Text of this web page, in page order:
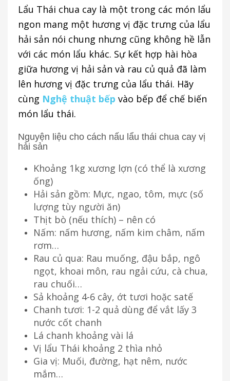
Lẩu Thái chua cay là một trong các món lẩu
ngon mang một hương vị đặc trưng của lẩu
hải sản nói chung nhưng cũng không hề lẫn
với các món lẩu khác. Sự kết hợp hài hòa
giữa hương vị hải sản và rau củ quả đã làm
lên hương vị đặc trưng của lẩu thái. Hãy
cùng Nghệ thuật bếp vào bếp để chế biến
món lẩu thái.
Nguyện liệu cho cách nấu lẩu thái chua cay vị
hải sản
Khoảng 1kg xương lợn (có thể là xương
ống)
Hải sản gồm: Mực, ngao, tôm, mực (số
lượng tùy người ăn)
Thịt bò (nếu thích) – nên có
Nấm: nấm hương, nấm kim châm, nấm
rơm…
Rau củ qua: Rau muống, đậu bắp, ngô
ngọt, khoai môn, rau ngải cứu, cà chua,
rau chuối…
Sả khoảng 4-6 cây, ớt tươi hoặc satế
Chanh tươi: 1-2 quả dùng để vắt lấy 3
nước cốt chanh
Lá chanh khoảng vài lá
Vị lẩu Thái khoảng 2 thìa nhỏ
Gia vị: Muối, đường, hạt nêm, nước
mắm…